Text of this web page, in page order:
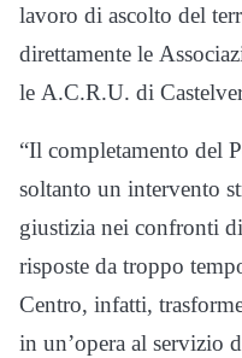
lavoro di ascolto del
direttamente le
le A.C.R.U. di
“Il completamento del
soltanto un intervento
giustizia nei confronti
risposte da troppo
Centro, infatti,
in un’opera al servizio